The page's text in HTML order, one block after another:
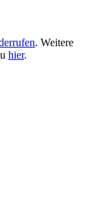
. Weitere
hier.